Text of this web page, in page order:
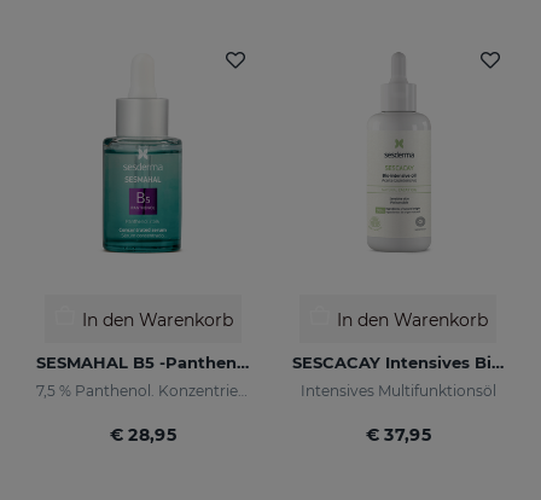
In den Warenkorb
SESMAHAL B5 -Panthenol 7.5%
€ 28,95
In den Warenkorb
SESCACAY Intensives Bio-Öl
Intensives Multifunktionsöl
€ 37,95